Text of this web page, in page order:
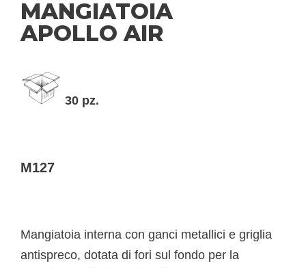
MANGIATOIA
APOLLO AIR
30 pz.
M127
Mangiatoia interna con ganci metallici e griglia
antispreco, dotata di fori sul fondo per la